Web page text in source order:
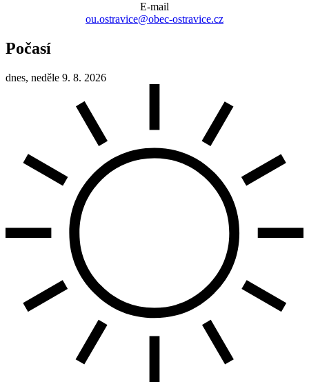
E-mail
ou.ostravice@obec-ostravice.cz
Počasí
dnes, neděle 9. 8. 2026